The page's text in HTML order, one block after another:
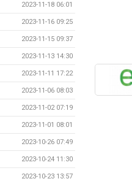
2023-11-18 06:01
2023-11-16 09:25
2023-11-15 09:37
2023-11-13 14:30
2023-11-11 17:22
2023-11-06 08:03
2023-11-02 07:19
2023-11-01 08:01
2023-10-26 07:49
2023-10-24 11:30
2023-10-23 13:57